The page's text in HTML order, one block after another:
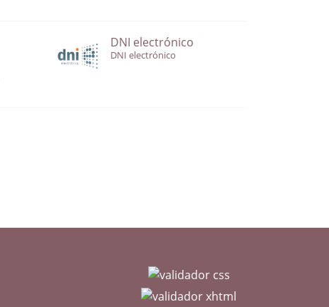
DNI electrónico
DNI electrónico